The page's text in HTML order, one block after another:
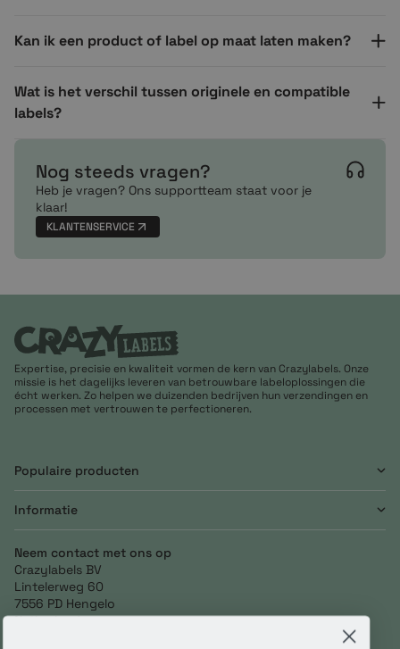
Kan ik een product of label op maat laten maken?
Wat is het verschil tussen originele en compatible
labels?
Nog steeds vragen?
Heb je vragen? Ons supportteam staat voor je
klaar!
KLANTENSERVICE
Expertise, precisie en kwaliteit vormen de kern van Crazylabels. Onze
missie is het dagelijks leveren van betrouwbare labeloplossingen die
écht werken. Zo helpen we duizenden bedrijven hun verzendingen en
processen met vertrouwen te perfectioneren.
Populaire producten
Informatie
Neem contact met ons op
Crazylabels BV
Lintelerweg 60
7556 PD Hengelo
Netherlands